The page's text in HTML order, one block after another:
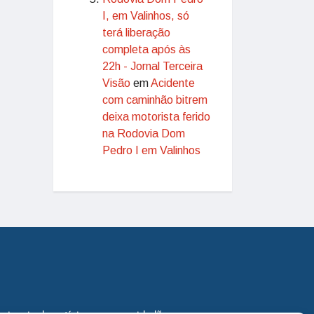
I, em Valinhos, só
terá liberação
completa após às
22h - Jornal Terceira
Visão emAcidente
com caminhão bitrem
deixa motorista ferido
na Rodovia Dom
Pedro I em Valinhos